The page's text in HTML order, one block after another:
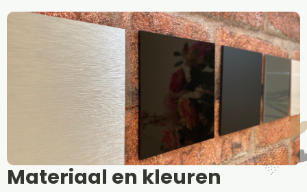
Materiaal en kleuren